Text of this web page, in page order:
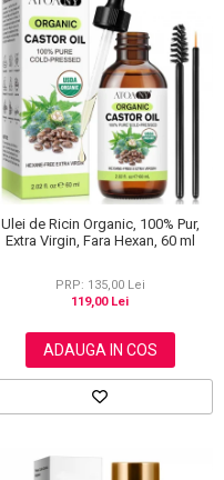
Ulei de Ricin Organic, 100% Pur,
Extra Virgin, Fara Hexan, 60 ml
PRP: 135,00 Lei
119,00 Lei
ADAUGA IN COS